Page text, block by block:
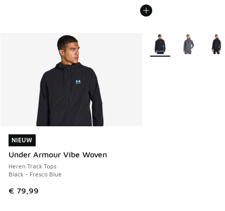
NIEUW
Under Armour Vibe Woven
Heren Track Tops
Black - Fresco Blue
€ 79,99
NIEUW
Meer kleuren